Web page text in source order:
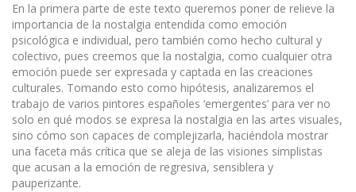
En la primera parte de este texto queremos poner de relieve la
importancia de la nostalgia entendida como emoción
psicológica e individual, pero también como hecho cultural y
colectivo, pues creemos que la nostalgia, como cualquier otra
emoción puede ser expresada y captada en las creaciones
culturales. Tomando esto como hipótesis, analizaremos el
trabajo de varios pintores españoles ‘emergentes’ para ver no
solo en qué modos se expresa la nostalgia en las artes visuales,
sino cómo son capaces de complejizarla, haciéndola mostrar
una faceta más crítica que se aleja de las visiones simplistas
que acusan a la emoción de regresiva, sensiblera y
pauperizante.